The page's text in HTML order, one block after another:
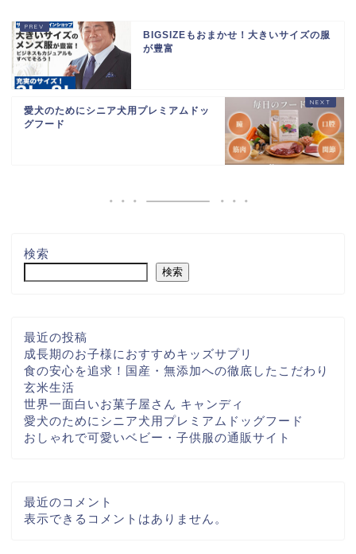
BIGSIZEもおまかせ！大きいサイズの服
が豊富
愛犬のためにシニア犬用プレミアムドッ
グフード
検索
検索
最近の投稿
成長期のお子様におすすめキッズサプリ
食の安心を追求！国産・無添加への徹底したこだわり
玄米生活
世界一面白いお菓子屋さん キャンディ
愛犬のためにシニア犬用プレミアムドッグフード
おしゃれで可愛いベビー・子供服の通販サイト
最近のコメント
表示できるコメントはありません。